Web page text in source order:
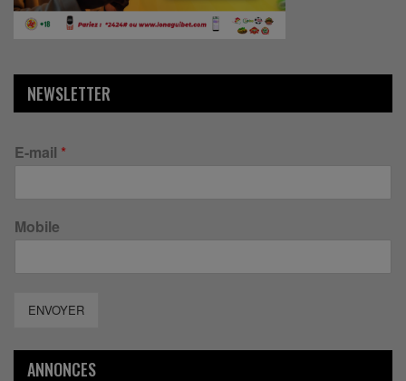
NEWSLETTER
E-mail *
Mobile
ENVOYER
ANNONCES